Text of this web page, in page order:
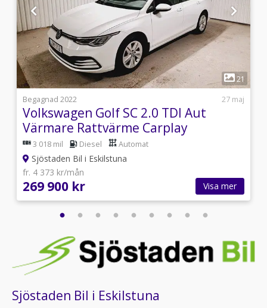
1
21
Begagnad 2022
27 maj
Volkswagen Golf SC 2.0 TDI Aut
Värmare Rattvärme Carplay
3 018 mil Diesel Automat
Sjöstaden Bil i Eskilstuna
fr. 4 373 kr/mån
269 900 kr Visa mer
Sjöstaden Bil i Eskilstuna